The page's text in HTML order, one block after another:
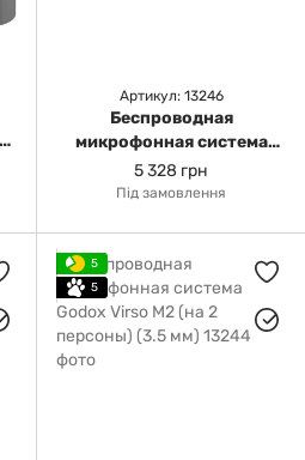
Артикул: 13246
Беспроводная
микрофонная система
Godox Virso S M2 (на 2
персоны) (3.5 мм)
5 328 грн
Під замовлення
5
5